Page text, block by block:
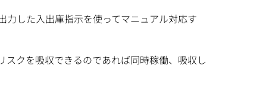
力した入出庫指示を使ってマニュアル対応す
クを吸収できるのであれば同時稼働、吸収し